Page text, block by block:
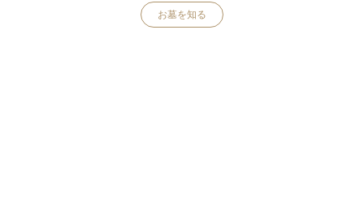
お墓を知る